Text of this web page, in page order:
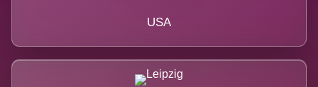
USA